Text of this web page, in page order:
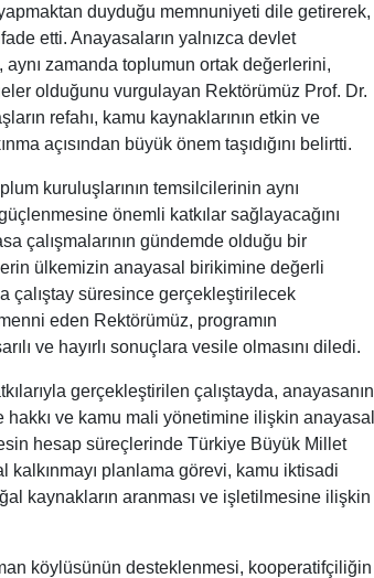
duyduğu memnuniyeti dile getirerek,
etti. Anayasaların yalnızca devlet
aynı zamanda toplumun ortak değerlerini,
olduğunu vurgulayan Rektörümüz Prof. Dr.
refahı, kamu kaynaklarının etkin ve
açısından büyük önem taşıdığını belirtti.
kuruluşlarının temsilcilerinin aynı
önemli katkılar sağlayacağını
çalışmalarının gündemde olduğu bir
ülkemizin anayasal birikimine değerli
çalıştay süresince gerçekleştirilecek
eden Rektörümüz, programın
ve hayırlı sonuçlara vesile olmasını diledi.
gerçekleştirilen çalıştayda, anayasanın
ve kamu mali yönetimine ilişkin anayasal
hesap süreçlerinde Türkiye Büyük Millet
planlama görevi, kamu iktisadi
kaynakların aranması ve işletilmesine ilişkin
köylüsünün desteklenmesi, kooperatifçiliğin